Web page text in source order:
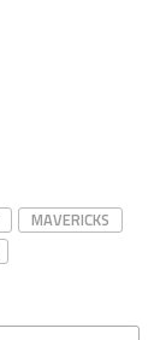
MAVERICKS